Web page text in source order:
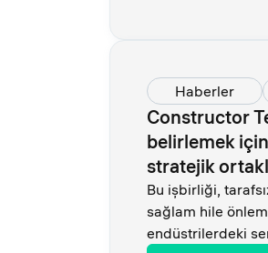
Haberler
Constructor
belirlemek
stratejik
Bu işbirliği,
sağlam hile
endüstrilerdeki